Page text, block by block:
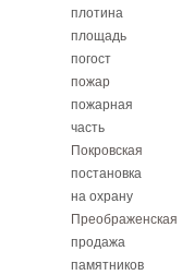
плотина
площадь
погост
пожар
пожарная
часть
Покровская
постановка
на охрану
Преображенская
продажа
памятников